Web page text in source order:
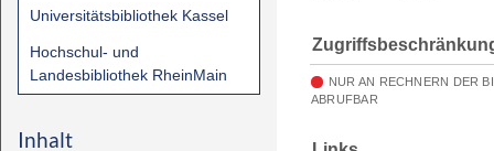
Universitätsbibliothek Kassel
Hochschul- und
Landesbibliothek RheinMain
Inhalt
NUR AN RECHNERN DER
ABRUFBAR